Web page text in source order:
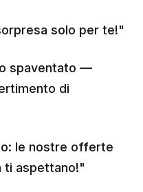
solo per te!"
spaventato —
di
le nostre offerte
ti aspettano!"